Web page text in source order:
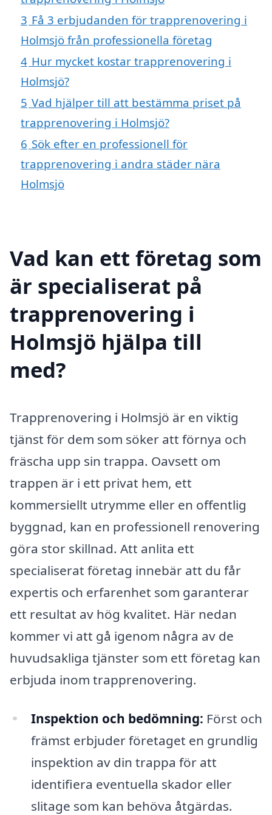
3 Få 3 erbjudanden för trapprenovering i
Holmsjö från professionella företag
4 Hur mycket kostar trapprenovering i
Holmsjö?
5 Vad hjälper till att bestämma priset på
trapprenovering i Holmsjö?
6 Sök efter en professionell för
trapprenovering i andra städer nära
Holmsjö
Vad kan ett företag som
är specialiserat på
trapprenovering i
Holmsjö hjälpa till
med?
Trapprenovering i Holmsjö är en viktig
tjänst för dem som söker att förnya och
fräscha upp sin trappa. Oavsett om
trappen är i ett privat hem, ett
kommersiellt utrymme eller en offentlig
byggnad, kan en professionell renovering
göra stor skillnad. Att anlita ett
specialiserat företag innebär att du får
expertis och erfarenhet som garanterar
ett resultat av hög kvalitet. Här nedan
kommer vi att gå igenom några av de
huvudsakliga tjänster som ett företag kan
erbjuda inom trapprenovering.
Inspektion och bedömning: Först och
främst erbjuder företaget en grundlig
inspektion av din trappa för att
identifiera eventuella skador eller
slitage som kan behöva åtgärdas.